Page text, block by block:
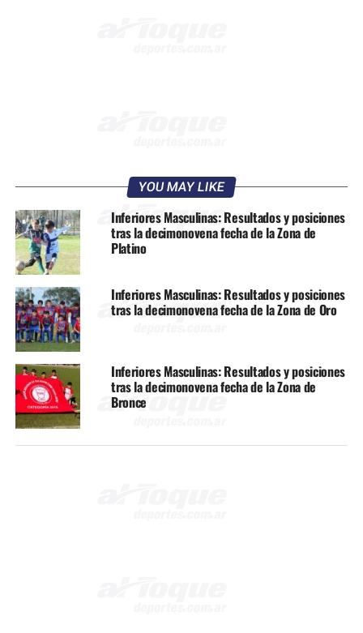
YOU MAY LIKE
Inferiores Masculinas: Resultados y posiciones
tras la decimonovena fecha de la Zona de
Platino
Inferiores Masculinas: Resultados y posiciones
tras la decimonovena fecha de la Zona de Oro
Inferiores Masculinas: Resultados y posiciones
tras la decimonovena fecha de la Zona de
Bronce